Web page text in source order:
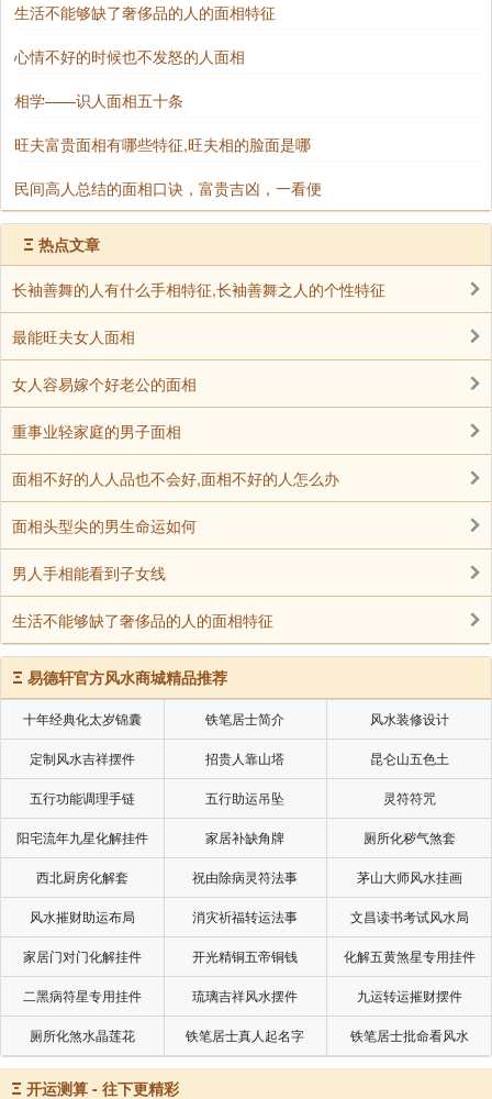
生活不能够缺了奢侈品的人的面相特征
心情不好的时候也不发怒的人面相
相学——识人面相五十条
旺夫富贵面相有哪些特征,旺夫相的脸面是哪
民间高人总结的面相口诀，富贵吉凶，一看便
Ξ 热点文章
长袖善舞的人有什么手相特征,长袖善舞之人的个性特征
最能旺夫女人面相
女人容易嫁个好老公的面相
重事业轻家庭的男子面相
面相不好的人人品也不会好,面相不好的人怎么办
面相头型尖的男生命运如何
男人手相能看到子女线
生活不能够缺了奢侈品的人的面相特征
Ξ 易德轩官方风水商城精品推荐
十年经典化太岁锦囊 铁笔居士简介 风水装修设计
定制风水吉祥摆件 招贵人靠山塔 昆仑山五色土
五行功能调理手链 五行助运吊坠 灵符符咒
阳宅流年九星化解挂件 家居补缺角牌 厕所化秽气煞套
西北厨房化解套 祝由除病灵符法事 茅山大师风水挂画
风水摧财助运布局 消灾祈福转运法事 文昌读书考试风水局
家居门对门化解挂件 开光精铜五帝铜钱 化解五黄煞星专用挂件
二黑病符星专用挂件 琉璃吉祥风水摆件 九运转运摧财摆件
厕所化煞水晶莲花 铁笔居士真人起名字 铁笔居士批命看风水
Ξ 开运测算 - 往下更精彩